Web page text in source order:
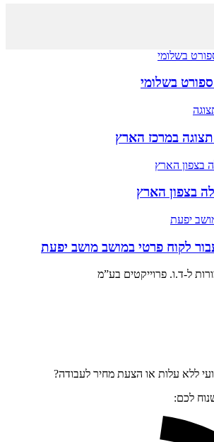
בשלומי
במרכז הארץ
בצפון הארץ
לקוח פרטי במושב מושב יפעת
ללא עלות או הצעת מחיר לעבודה?
לכם: